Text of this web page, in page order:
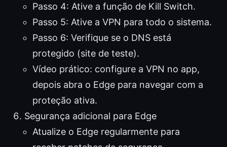
Passo 4: Ative a função de Kill Switch.
Passo 5: Ative a VPN para todo o sistema.
Passo 6: Verifique se o DNS está
protegido (site de teste).
Vídeo prático: configure a VPN no app,
depois abra o Edge para navegar com a
proteção ativa.
Segurança adicional para Edge
Atualize o Edge regularmente para